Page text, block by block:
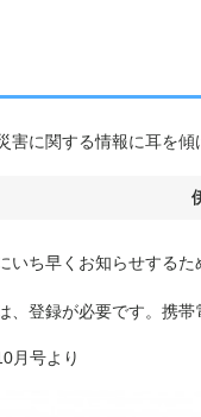
害に関する情報に耳を
いち早くお知らせする
、登録が必要です。携
月号より